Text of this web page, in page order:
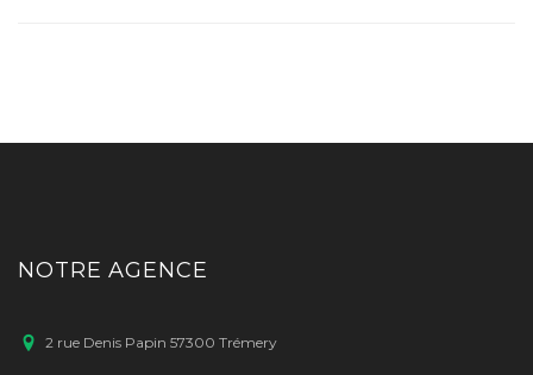
NOTRE AGENCE
2 rue Denis Papin 57300 Trémery